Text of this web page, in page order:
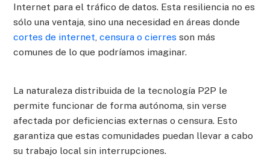
Internet para el tráfico de datos. Esta resiliencia no es
sólo una ventaja, sino una necesidad en áreas donde
cortes de internet ,censura o cierres son más
comunes de lo que podríamos imaginar.
La naturaleza distribuida de la tecnología P2P le
permite funcionar de forma autónoma, sin verse
afectada por deficiencias externas o censura. Esto
garantiza que estas comunidades puedan llevar a cabo
su trabajo local sin interrupciones.